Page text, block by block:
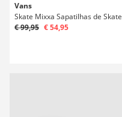
Vans
Skate Mixxa Sapatilhas de Skate
€ 99,95 € 54,95